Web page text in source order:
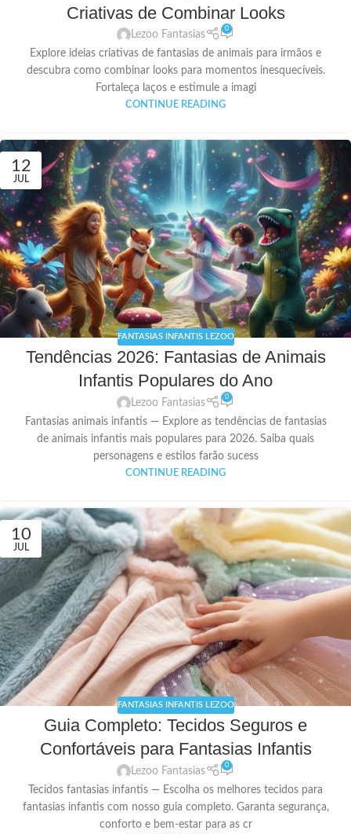
Criativas de Combinar Looks
Lezoo Fantasias
0
Explore ideias criativas de fantasias de animais para irmãos e
descubra como combinar looks para momentos inesquecíveis.
Fortaleça laços e estimule a imagi
CONTINUE READING
12
JUL
FANTASIAS INFANTIS LEZOO
Tendências 2026: Fantasias de Animais
Infantis Populares do Ano
Lezoo Fantasias
0
Fantasias animais infantis — Explore as tendências de fantasias
de animais infantis mais populares para 2026. Saiba quais
personagens e estilos farão sucess
CONTINUE READING
10
JUL
FANTASIAS INFANTIS LEZOO
Guia Completo: Tecidos Seguros e
Confortáveis para Fantasias Infantis
Lezoo Fantasias
0
Tecidos fantasias infantis — Escolha os melhores tecidos para
fantasias infantis com nosso guia completo. Garanta segurança,
conforto e bem-estar para as cr